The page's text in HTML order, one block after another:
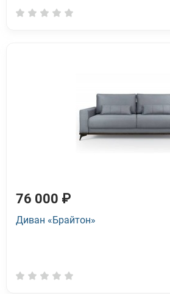
76 000 ₽
Диван «Брайтон»